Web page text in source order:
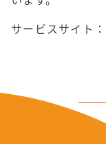
サービスサイト：